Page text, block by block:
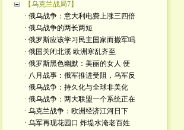
【乌克兰战局7】
· 俄乌战争：意大利电费上涨三四倍
· 俄乌战争的两长两短
· 俄罗斯应该学习民主国家而撤军吗
· 俄国关闭北溪 欧洲寒乱齐至
· 俄罗斯黑色幽默：美丽的女人 便
· 八月战事：俄军推进受阻，乌军反
· 俄乌战争：持久化与全球非美化
· 俄乌战争：两大联盟一个系统正在
· 乌克兰战争：欧洲经济江河日下
· 乌军再现花园口 炸堤水淹老百姓